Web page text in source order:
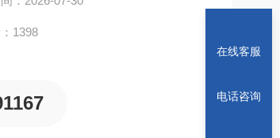
1398
在线客服
电话咨询